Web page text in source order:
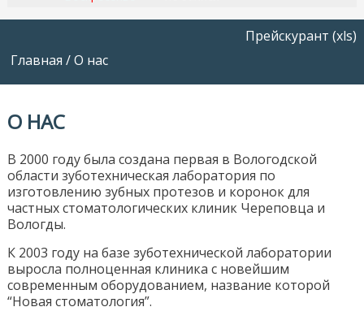
Главная /О нас
Прейскурант (xls)
О НАС
В 2000 году была создана первая в Вологодской
области зуботехническая лаборатория по
изготовлению зубных протезов и коронок для
частных стоматологических клиник Череповца и
Вологды.
К 2003 году на базе зуботехнической лаборатории
выросла полноценная клиника с новейшим
современным оборудованием, название которой
“Новая стоматология”.